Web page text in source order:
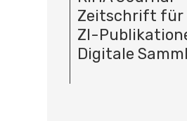
Zeitschrift für
ZI-
Digitale